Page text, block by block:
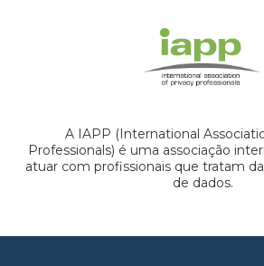
A IAPP (International
Professionals) é uma associação
atuar com profissionais que tratam
de dados.